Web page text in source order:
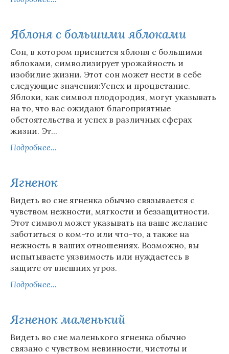
Яблоня с большими яблоками
Сон, в котором приснится яблоня с большими
яблоками, символизирует урожайность и
изобилие жизни. Этот сон может нести в себе
следующие значения:Успех и процветание.
Яблоки, как символ плодородия, могут указывать
на то, что вас ожидают благоприятные
обстоятельства и успех в различных сферах
жизни. Эт...
Подробнее...
Ягненок
Видеть во сне ягненка обычно связывается с
чувством нежности, мягкости и беззащитности.
Этот символ может указывать на ваше желание
заботиться о ком-то или что-то, а также на
нежность в ваших отношениях. Возможно, вы
испытываете уязвимость или нуждаетесь в
защите от внешних угроз.
Подробнее...
Ягненок маленький
Видеть во сне маленького ягненка обычно
связано с чувством невинности, чистоты и